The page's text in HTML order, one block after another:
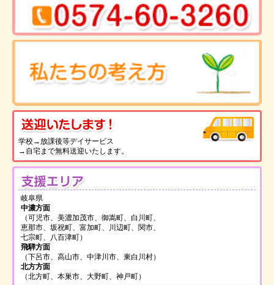
学校→放課後等デイサービス
→自宅まで無料送迎いたします。
岐阜県
中濃方面
（可児市、美濃加茂市、御嵩町、白川町、
恵那市、坂祝町、富加町、川辺町、関市、
七宗町、八百津町）
飛騨方面
（下呂市、高山市、中津川市、東白川村）
北方方面
（北方町、本巣市、大野町、神戸町）